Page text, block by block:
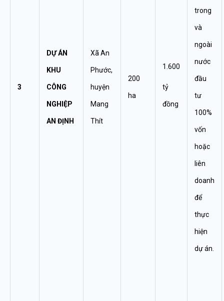
3
DỰ ÁN
KHU
CÔNG
NGHIỆP
AN ĐỊNH
Xã An
Phước,
huyện
Mang
Thít
200
ha
1.600
tỷ
đồng
trong
và
ngoài
nước
đầu
tư
100%
vốn
hoặc
liên
doanh
để
thực
hiện
dự án.